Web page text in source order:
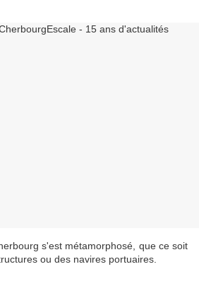
s'est métamorphosé, que ce soit
ou des navires portuaires.